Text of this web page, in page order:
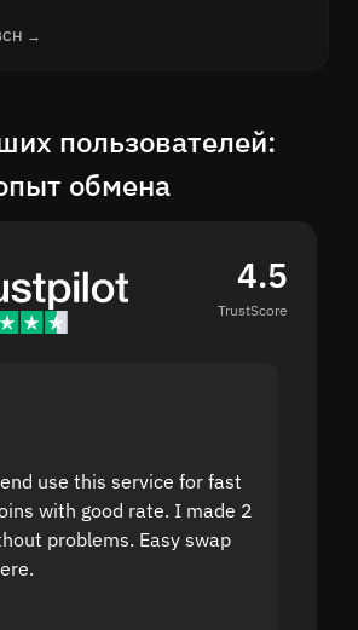
→
пользователей:
обмена
4.5
TrustScore
use this service for fast
with good rate. I made 2
problems. Easy swap